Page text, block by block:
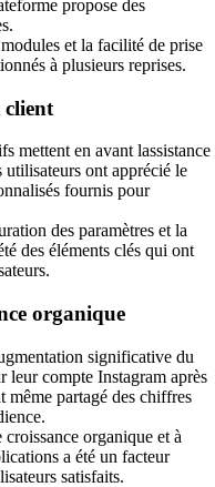
propose des
et la facilité de prise
à plusieurs reprises.
client
mettent en avant lassistance
ont apprécié le
fournis pour
des paramètres et la
des éléments clés qui ont
organique
significative du
leur compte Instagram après
même partagé des chiffres
organique et à
a été un facteur
satisfaits.